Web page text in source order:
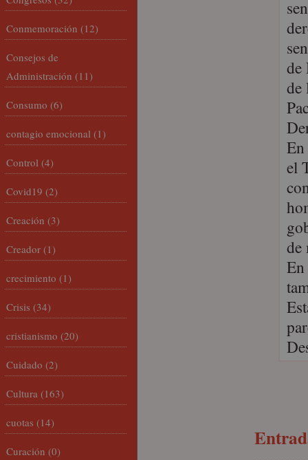
de
de
el
de
Conmemoración (12)
Consejos de
Administración (11)
Consumo (6)
contagio emocional (1)
Control (4)
Covid19 (2)
Creación (3)
Creador (1)
crecimiento (1)
Crisis (34)
cristianismo (20)
Cuidado (2)
Cultura (163)
cuotas (14)
Curación (0)